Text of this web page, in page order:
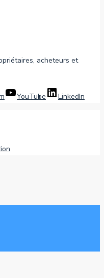
acheteurs et
YouTube LinkedIn